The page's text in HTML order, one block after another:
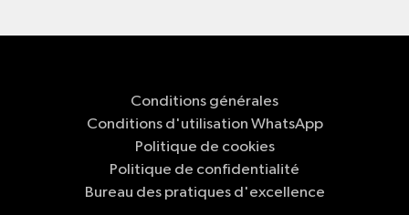
Conditions générales
Conditions d'utilisation WhatsApp
Politique de cookies
Politique de confidentialité
Bureau des pratiques d'excellence